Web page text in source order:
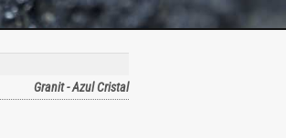
Granit - Azul Cristal